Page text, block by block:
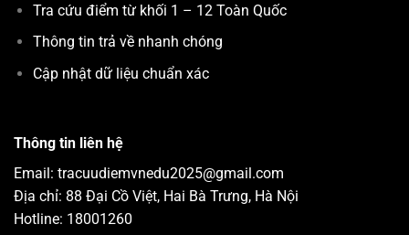
Tra cứu điểm từ khối 1 – 12 Toàn Quốc
Thông tin trả về nhanh chóng
Cập nhật dữ liệu chuẩn xác
Thông tin liên hệ
Email: tracuudiemvnedu2025@gmail.com
Địa chỉ: 88 Đại Cồ Việt, Hai Bà Trưng, Hà Nội
Hotline: 18001260